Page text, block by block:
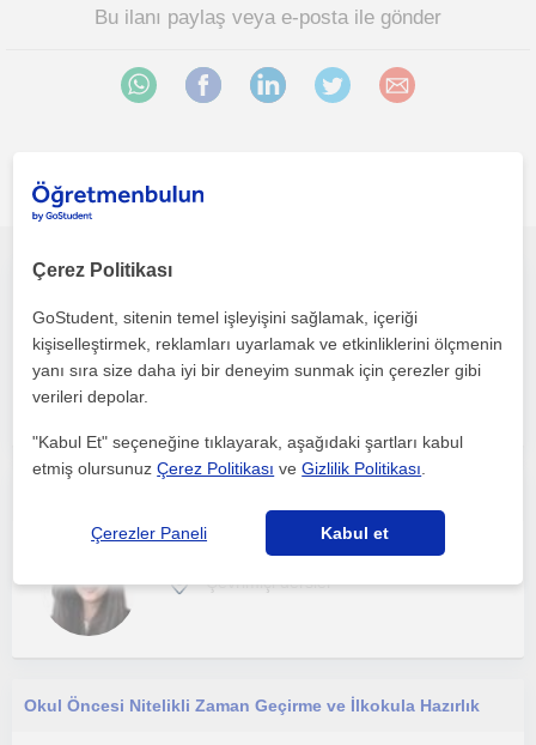
Bu ilanı paylaş veya e-posta ile gönder
İlgini çekebilecek diğer online Takviye öğretmenleri
Takviye
Çevrimiçi dersler
Çevrimiçi dersler
Okul Öncesi Nitelikli Zaman Geçirme ve İlkokula Hazırlık
Çerez Politikası
GoStudent, sitenin temel işleyişini sağlamak, içeriği
kişiselleştirmek, reklamları uyarlamak ve etkinliklerini ölçmenin
yanı sıra size daha iyi bir deneyim sunmak için çerezler gibi
verileri depolar.
"Kabul Et" seçeneğine tıklayarak, aşağıdaki şartları kabul
etmiş olursunuzÇerez Politikası veGizlilik Politikası
Çerezler Paneli Kabul et